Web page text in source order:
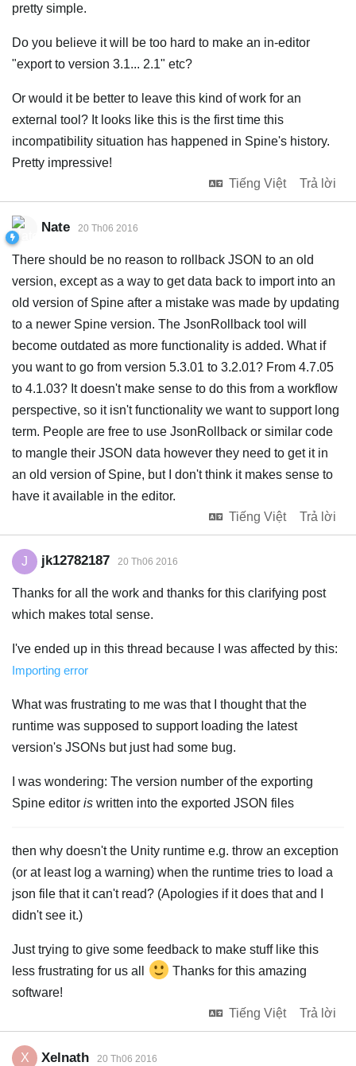
pretty simple.
Do you believe it will be too hard to make an in-editor
"export to version 3.1... 2.1" etc?
Or would it be better to leave this kind of work for an
external tool? It looks like this is the first time this
incompatibility situation has happened in Spine's history.
Pretty impressive!
Tiếng Việt
Trả lời
Nate 20 Th06 2016
There should be no reason to rollback JSON to an old
version, except as a way to get data back to import into an
old version of Spine after a mistake was made by updating
to a newer Spine version. The JsonRollback tool will
become outdated as more functionality is added. What if
you want to go from version 5.3.01 to 3.2.01? From 4.7.05
to 4.1.03? It doesn't make sense to do this from a workflow
perspective, so it isn't functionality we want to support long
term. People are free to use JsonRollback or similar code
to mangle their JSON data however they need to get it in
an old version of Spine, but I don't think it makes sense to
have it available in the editor.
Tiếng Việt
Trả lời
J jk12782187 20 Th06 2016
Thanks for all the work and thanks for this clarifying post
which makes total sense.
I've ended up in this thread because I was affected by this:
Importing error
What was frustrating to me was that I thought that the
runtime was supposed to support loading the latest
version's JSONs but just had some bug.
I was wondering: The version number of the exporting
Spine editor is written into the exported JSON files
then why doesn't the Unity runtime e.g. throw an exception
(or at least log a warning) when the runtime tries to load a
json file that it can't read? (Apologies if it does that and I
didn't see it.)
Just trying to give some feedback to make stuff like this
less frustrating for us all
Thanks for this amazing
software!
Tiếng Việt
Trả lời
X Xelnath 20 Th06 2016